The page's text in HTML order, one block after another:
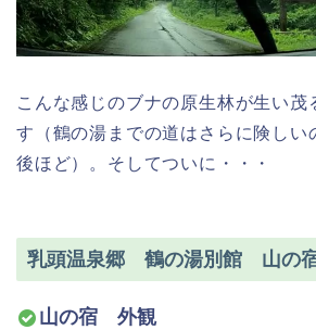
こんな感じのブナの原生林が生い茂
す（鶴の湯までの道はさらに険しい
後ほど）。そしてついに・・・
乳頭温泉郷 鶴の湯別館 山の
山の宿 外観